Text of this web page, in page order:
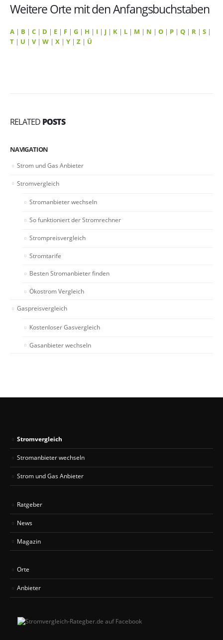
Weitere Orte mit den Anfangsbuchstaben
A | B | C | D | E | F | G | H | I | J | K | L | M | N | O | P | Q | R | S |
T | U | V| W | X | Y | Z | Ü
RELATED POSTS
NAVIGATION
Strom und Gas Anbieter
Stromvergleich
Stromanbieter wechseln
So funktioniert der Stromrechner
Strompreisvergleich
Stromtarife
Besten Stromanbieter finden
Ökostrom Vergleich
Gaspreisvergleich
Kostenloser Gasvergleich
Gasanbieter wechseln
Stromvergleich
Stromanbieter wechseln
Strom und Gas Anbieter
Ratgeber
News
Magazin
Orte
Anbieter